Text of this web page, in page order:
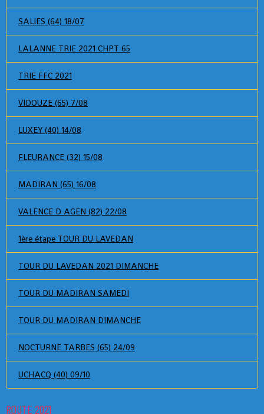
SALIES (64) 18/07
LALANNE TRIE 2021 CHPT 65
TRIE FFC 2021
VIDOUZE (65) 7/08
LUXEY (40) 14/08
FLEURANCE (32) 15/08
MADIRAN (65) 16/08
VALENCE D AGEN (82) 22/08
1ère étape TOUR DU LAVEDAN
TOUR DU LAVEDAN 2021 DIMANCHE
TOUR DU MADIRAN SAMEDI
TOUR DU MADIRAN DIMANCHE
NOCTURNE TARBES (65) 24/09
UCHACQ (40) 09/10
ROUTE 2021